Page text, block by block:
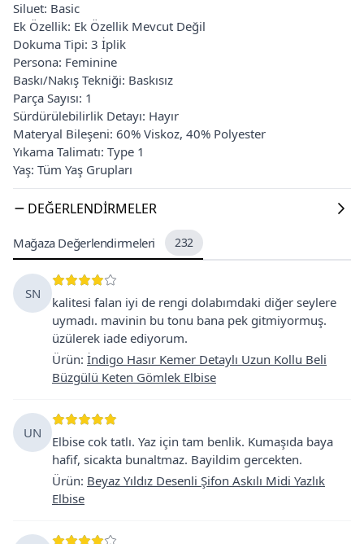
Siluet: Basic
Ek Özellik: Ek Özellik Mevcut Değil
Dokuma Tipi: 3 İplik
Persona: Feminine
Baskı/Nakış Tekniği: Baskısız
Parça Sayısı: 1
Sürdürülebilirlik Detayı: Hayır
Materyal Bileşeni: 60% Viskoz, 40% Polyester
Yıkama Talimatı: Type 1
Yaş: Tüm Yaş Grupları
DEĞERLENDIRMELER
Mağaza Değerlendirmeleri 232
SN
kalitesi falan iyi de rengi dolabımdaki diğer seylere
uymadı. mavinin bu tonu bana pek gitmiyormuş.
üzülerek iade ediyorum.
Ürün: İndigo Hasır Kemer Detaylı Uzun Kollu Beli
Büzgülü Keten Gömlek Elbise
UN
Elbise cok tatlı. Yaz için tam benlik. Kumaşıda baya
hafif, sicakta bunaltmaz. Bayildim gercekten.
Ürün: Beyaz Yıldız Desenli Şifon Askılı Midi Yazlık
Elbise